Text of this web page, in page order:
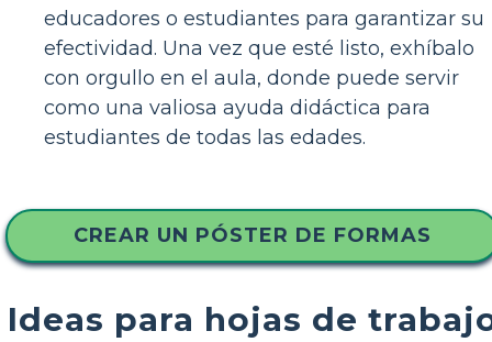
educadores o estudiantes para garantizar su
efectividad. Una vez que esté listo, exhíbalo
con orgullo en el aula, donde puede servir
como una valiosa ayuda didáctica para
estudiantes de todas las edades.
CREAR UN PÓSTER DE FORMAS
Ideas para hojas de